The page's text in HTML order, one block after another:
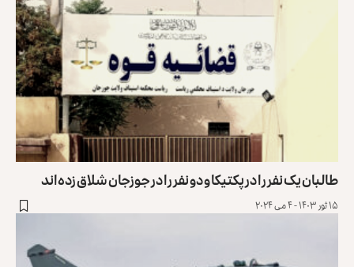
طالبان یک نفر را در پکتیکا و دو نفر را در جوزجان شلاق زده‌اند
۱۵ ثور ۱۴۰۳ - ۴ می ۲۰۲۴